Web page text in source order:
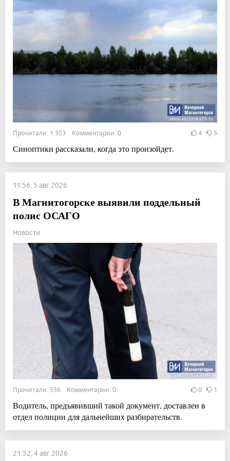
Прочитали: 1 353 Комментарии: 0 4 5
Синоптики рассказали, когда это произойдет.
11:56, 5 авг 2026
В Магнитогорске выявили поддельный
полис ОСАГО
Новости
Прочитали: 556 Комментарии: 0 0 1
Водитель, предъявивший такой документ, доставлен в
отдел полиции для дальнейших разбирательств.
21:52, 4 авг 2026